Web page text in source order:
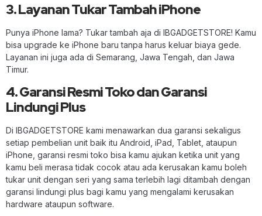
3. Layanan Tukar Tambah iPhone
Punya iPhone lama? Tukar tambah aja di IBGADGETSTORE! Kamu
bisa upgrade ke iPhone baru tanpa harus keluar biaya gede.
Layanan ini juga ada di Semarang, Jawa Tengah, dan Jawa
Timur.
4. Garansi Resmi Toko dan Garansi
Lindungi Plus
Di IBGADGETSTORE kami menawarkan dua garansi sekaligus
setiap pembelian unit baik itu Android, iPad, Tablet, ataupun
iPhone, garansi resmi toko bisa kamu ajukan ketika unit yang
kamu beli merasa tidak cocok atau ada kerusakan kamu boleh
tukar unit dengan seri yang sama terlebih lagi ditambah dengan
garansi lindungi plus bagi kamu yang mengalami kerusakan
hardware ataupun software.